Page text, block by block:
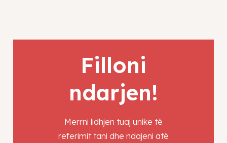
Filloni
ndarjen!
Merrni lidhjen tuaj unike të
referimit tani dhe ndajeni atë